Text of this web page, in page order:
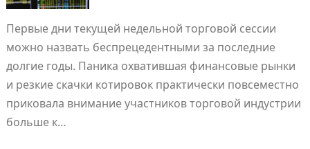
Первые дни текущей недельной торговой сессии
можно назвать беспрецедентными за последние
долгие годы. Паника охватившая финансовые рынки
и резкие скачки котировок практически повсеместно
приковала внимание участников торговой индустрии
больше к…